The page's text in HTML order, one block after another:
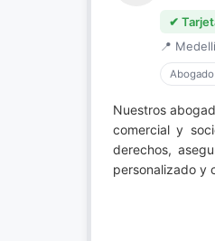
✔
📍
Nuestros
comercial y
derechos,
personalizado y